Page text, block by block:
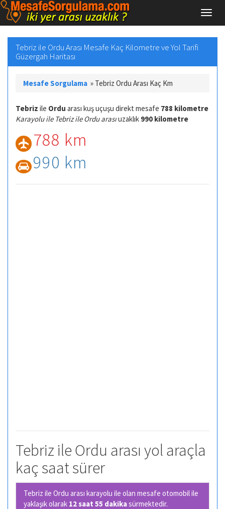
Tebriz ile Ordu Arası Mesafe Kaç Kilometre ve Yol Tarifi
Güzergah Haritası
Mesafe Sorgulama » Tebriz Ordu Arası Kaç Km
Tebriz ile Ordu arası kuş uçuşu direkt mesafe 788 kilometre
Karayolu ile Tebriz ile Ordu arasıuzaklık 990 kilometre
788 km
990 km
Tebriz ile Ordu arası yol araçla
kaç saat sürer
Tebriz ile Ordu arası karayolu ile olan mesafe otomobil ile
yaklaşık olarak 12 saat 55 dakikasürmektedir.